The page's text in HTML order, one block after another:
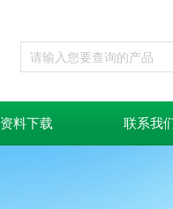
资料下载 联系我